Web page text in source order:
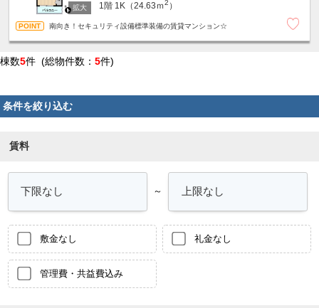
1階 1K（24.63ｍ2 ）
南向き！セキュリティ設備標準装備の賃貸マンション☆
棟数5件 (総物件数： 5件)
条件を絞り込む
賃料
～
敷金なし 礼金なし
管理費・共益費込み